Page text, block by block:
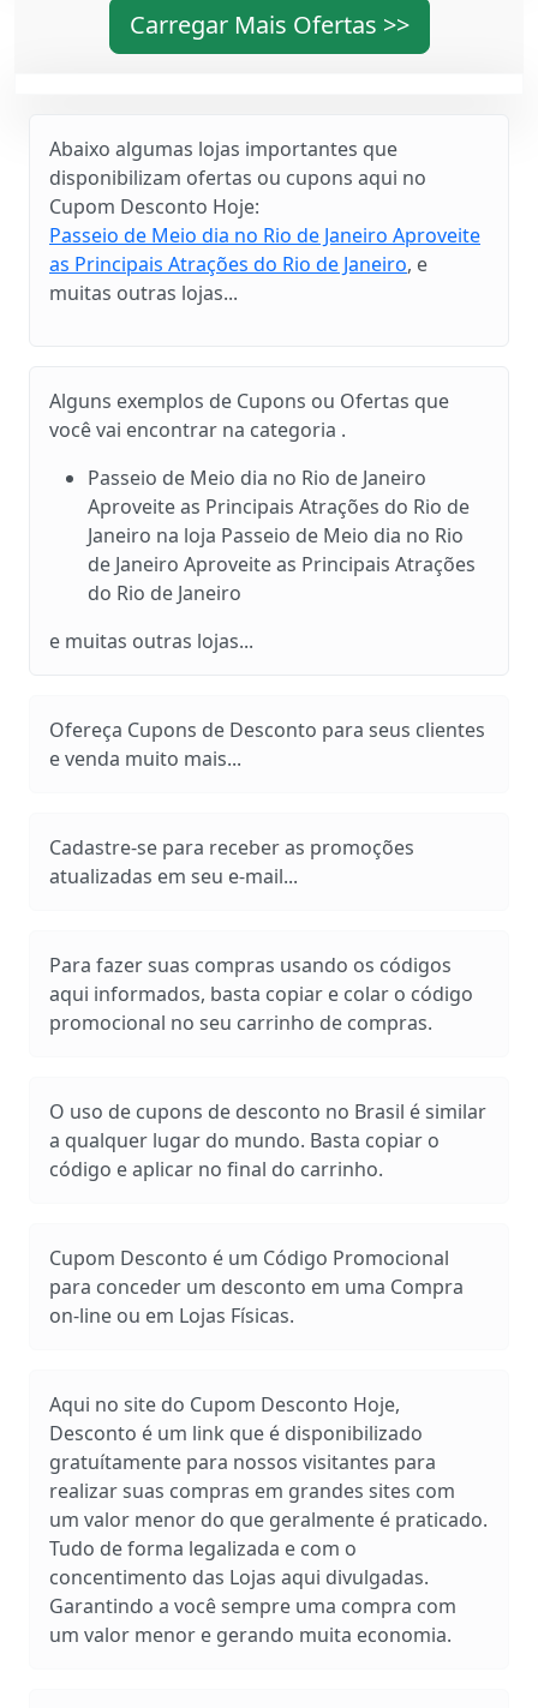
Carregar Mais Ofertas >>
Abaixo algumas lojas importantes que
disponibilizam ofertas ou cupons aqui no
Cupom Desconto Hoje:
Passeio de Meio dia no Rio de Janeiro Aproveite
as Principais Atrações do Rio de Janeiro, e
muitas outras lojas...
Alguns exemplos de Cupons ou Ofertas que
você vai encontrar na categoria .
Passeio de Meio dia no Rio de Janeiro
Aproveite as Principais Atrações do Rio de
Janeiro na loja Passeio de Meio dia no Rio
de Janeiro Aproveite as Principais Atrações
do Rio de Janeiro
e muitas outras lojas...
Ofereça Cupons de Desconto para seus clientes
e venda muito mais...
Cadastre-se para receber as promoções
atualizadas em seu e-mail...
Para fazer suas compras usando os códigos
aqui informados, basta copiar e colar o código
promocional no seu carrinho de compras.
O uso de cupons de desconto no Brasil é similar
a qualquer lugar do mundo. Basta copiar o
código e aplicar no final do carrinho.
Cupom Desconto é um Código Promocional
para conceder um desconto em uma Compra
on-line ou em Lojas Físicas.
Aqui no site do Cupom Desconto Hoje,
Desconto é um link que é disponibilizado
gratuítamente para nossos visitantes para
realizar suas compras em grandes sites com
um valor menor do que geralmente é praticado.
Tudo de forma legalizada e com o
concentimento das Lojas aqui divulgadas.
Garantindo a você sempre uma compra com
um valor menor e gerando muita economia.